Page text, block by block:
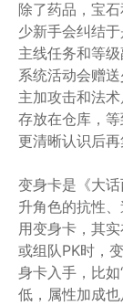
除了药品，宝
少新手会纠结
主线任务和等
系统活动会赠
主加攻击和法
存放在仓库，
更清晰认识后再
变身卡是《大
升角色的抗性
用变身卡，其
或组队PK时，
身卡入手，比如
低，属性加成